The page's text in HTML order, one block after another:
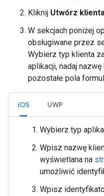
Kliknij Utwórz
W sekcjach poniżej
obsługiwane przez
Wybierz typ klienta
aplikacji, nadaj
pozostałe pola
iOS UWP
Wybierz typ
Wpisz nazwę
wyświetlana na
umożliwić
Wpisz